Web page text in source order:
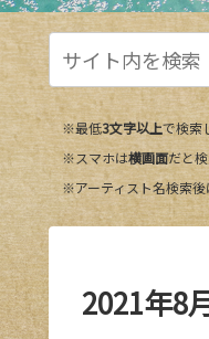
※最低3文字以上で検索
※スマホは横画面だと
※アーティスト名検索後
2021年8